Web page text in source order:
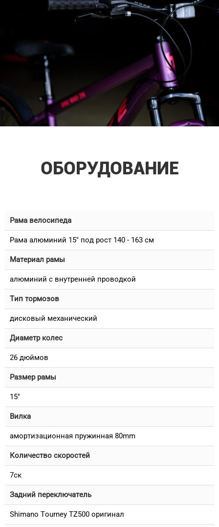
ОБОРУДОВАНИЕ
Рама велосипеда
Рама алюминий 15" под рост 140 - 163 см
Материал рамы
алюминий с внутренней проводкой
Тип тормозов
дисковый механический
Диаметр колес
26 дюймов
Размер рамы
15"
Вилка
амортизационная пружинная 80mm
Количество скоростей
7ск
Задний переключатель
Shimano Tourney TZ500 оригинал